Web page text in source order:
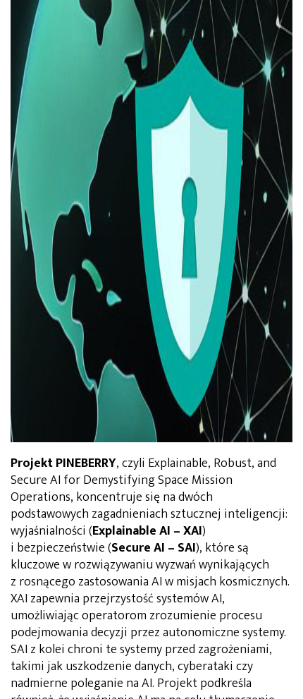
Projekt PINEBERRY, czyli Explainable, Robust, and
Secure AI for Demystifying Space Mission
Operations, koncentruje się na dwóch
podstawowych zagadnieniach sztucznej inteligencji:
wyjaśnialności (Explainable AI – XAI)
i bezpieczeństwie (Secure AI – SAI), które są
kluczowe w rozwiązywaniu wyzwań wynikających
z rosnącego zastosowania AI w misjach kosmicznych.
XAI zapewnia przejrzystość systemów AI,
umożliwiając operatorom zrozumienie procesu
podejmowania decyzji przez autonomiczne systemy.
SAI z kolei chroni te systemy przed zagrożeniami,
takimi jak uszkodzenie danych, cyberataki czy
nadmierne poleganie na AI. Projekt podkreśla